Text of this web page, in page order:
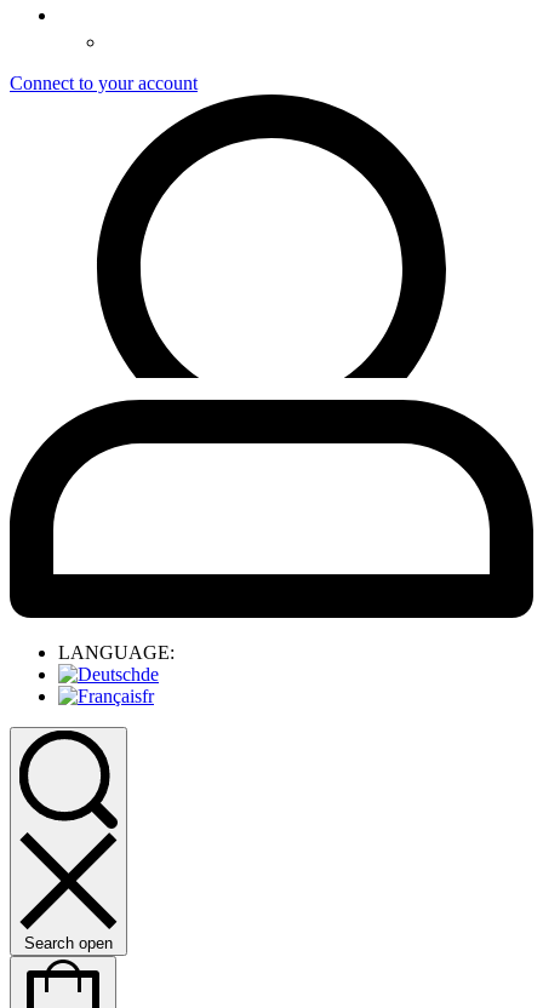
Connect to your account
LANGUAGE:
de
fr
Search open